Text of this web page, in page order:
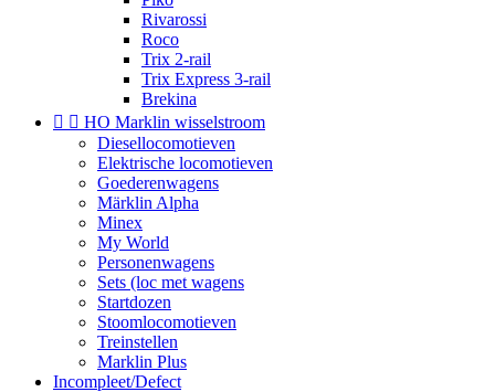
Rivarossi
Roco
Trix 2-rail
Trix Express 3-rail
Brekina
  HO Marklin wisselstroom
Diesellocomotieven
Elektrische locomotieven
Goederenwagens
Märklin Alpha
Minex
My World
Personenwagens
Sets (loc met wagens
Startdozen
Stoomlocomotieven
Treinstellen
Marklin Plus
Incompleet/Defect